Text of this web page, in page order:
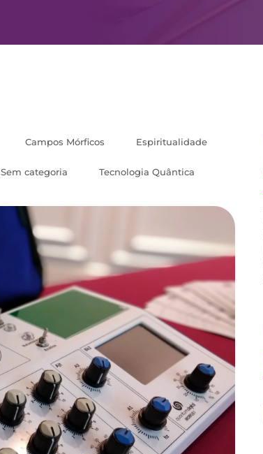
Campos Mórficos Espiritualidade
Sem categoria Tecnologia Quântica